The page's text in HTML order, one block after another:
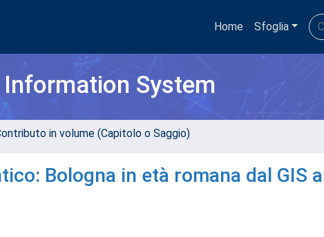
Home Sfoglia
System
in volume (Capitolo o Saggio)
Bologna in età romana dal GIS